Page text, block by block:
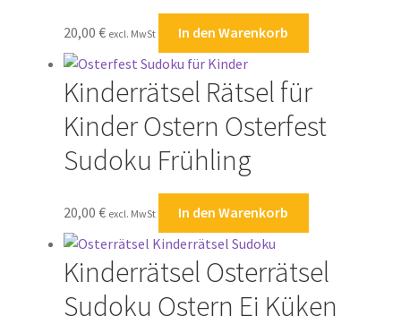
20,00 € excl. MwSt In den Warenkorb
Kinderrätsel Rätsel für
Kinder Ostern Osterfest
Sudoku Frühling
20,00 € excl. MwSt In den Warenkorb
Kinderrätsel Osterrätsel
Sudoku Ostern Ei Küken